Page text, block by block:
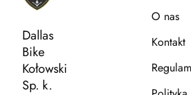
Dallas
Bike
Kołowski
Sp. k.
O nas
Kontakt